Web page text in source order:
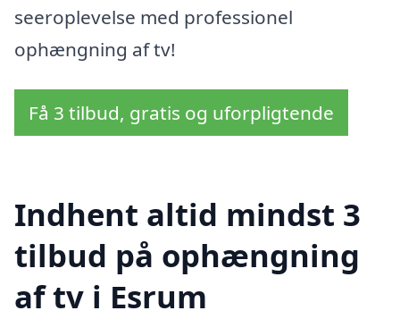
seeroplevelse med professionel
ophængning af tv!
Få 3 tilbud, gratis og uforpligtende
Indhent altid mindst 3
tilbud på ophængning
af tv i Esrum